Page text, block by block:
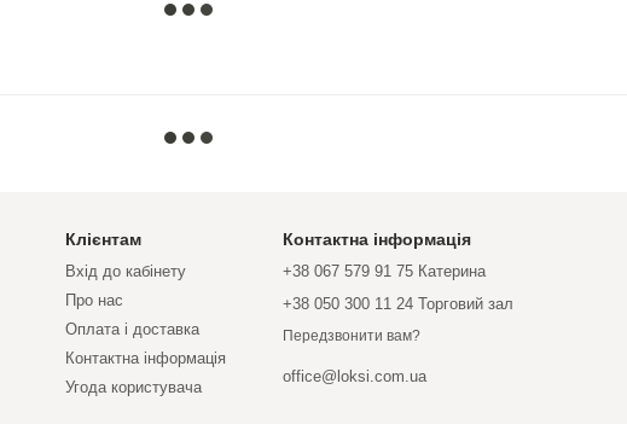
Клієнтам
Вхід до кабінету
Про нас
Оплата і доставка
Контактна інформація
Угода користувача
Контактна інформація
+38 067 579 91 75 Катерина
+38 050 300 11 24 Торговий зал
Передзвонити вам?
office@loksi.com.ua